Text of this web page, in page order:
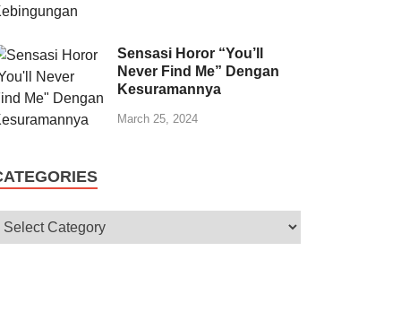
Sensasi Horor “You’ll
Never Find Me” Dengan
Kesuramannya
March 25, 2024